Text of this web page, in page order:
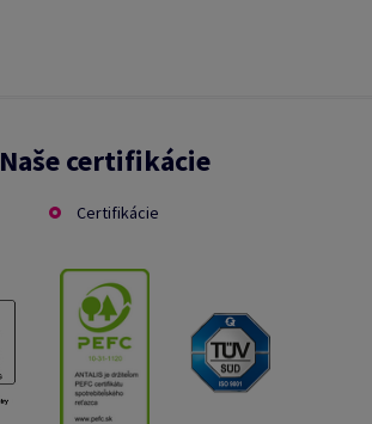
Naše certifikácie
Certifikácie